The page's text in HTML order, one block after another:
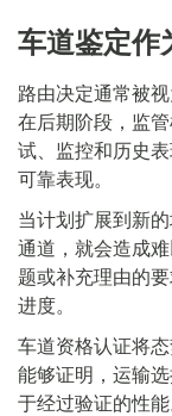
车道鉴定作
路由决定通常被
在后期阶段，监
试、监控和历史
可靠表现。
当计划扩展到新
通道，就会造成
题或补充理由的
进度。
车道资格认证将
能够证明，运输
于经过验证的性